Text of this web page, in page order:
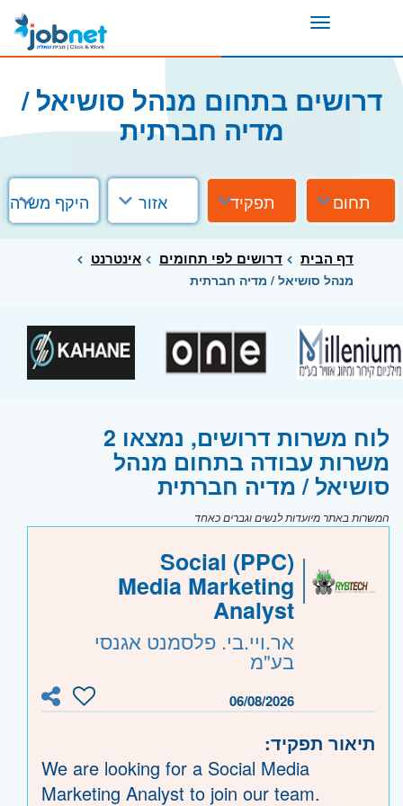
Toggle
דרושים בתחום מנהל סושיאל /
מדיה חברתית
תחום תפקיד אזור היקף משרה
דף הבית דרושים לפי תחומים אינטרנט
מנהל סושיאל / מדיה חברתית
לוח משרות דרושים, נמצאו 2
משרות עבודה בתחום מנהל
סושיאל / מדיה חברתית
המשרות באתר מיועדות לנשים וגברים כאחד
(PPC) Social
Media Marketing
Analyst
אר.ויי.בי. פלסמנט אגנסי
בע"מ
06/08/2026
תיאור תפקיד:
We are looking for a Social Media
Marketing Analyst to join our team.